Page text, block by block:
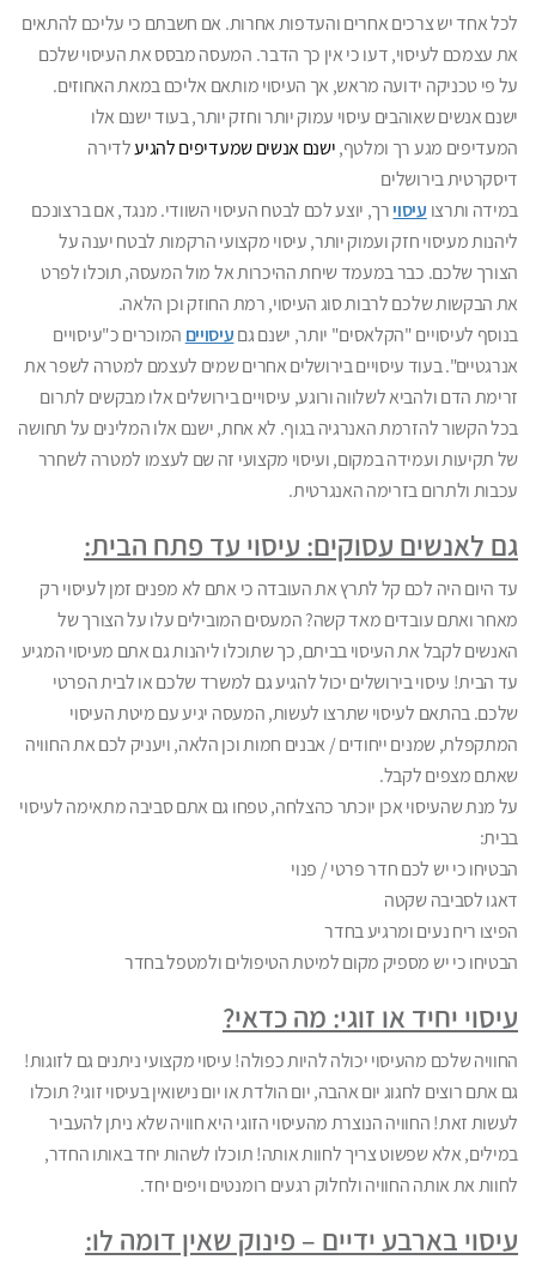
לכל אחד יש צרכים אחרים והעדפות אחרות. אם חשבתם כי עליכם להתאים
את עצמכם לעיסוי, דעו כי אין כך הדבר. המעסה מבסס את העיסוי שלכם
על פי טכניקה ידועה מראש, אך העיסוי מותאם אליכם במאת האחוזים.
ישנם אנשים שאוהבים עיסוי עמוק יותר וחזק יותר, בעוד ישנם אלו
המעדיפים מגע רך ומלטף, ישנם אנשים שמעדיפים להגיעלדירה
דיסקרטית בירושלים
במידה ותרצו עיסוי רך, יוצע לכם לבטח העיסוי השוודי. מנגד, אם ברצונכם
ליהנות מעיסוי חזק ועמוק יותר, עיסוי מקצועי הרקמות לבטח יענה על
הצורך שלכם. כבר במעמד שיחת ההיכרות אל מול המעסה, תוכלו לפרט
את הבקשות שלכם לרבות סוג העיסוי, רמת החוזק וכן הלאה.
בנוסף לעיסויים "הקלאסים" יותר, ישנם גם עיסויים המוכרים כ"עיסויים
אנרגטיים". בעוד עיסויים בירושלים אחרים שמים לעצמם למטרה לשפר את
זרימת הדם ולהביא לשלווה ורוגע, עיסויים בירושלים אלו מבקשים לתרום
בכל הקשור להזרמת האנרגיה בגוף. לא אחת, ישנם אלו המלינים על תחושה
של תקיעות ועמידה במקום, ועיסוי מקצועי זה שם לעצמו למטרה לשחרר
עכבות ולתרום בזרימה האנגרטית.
גם לאנשים עסוקים: עיסוי עד פתח הבית:
עד היום היה לכם קל לתרץ את העובדה כי אתם לא מפנים זמן לעיסוי רק
מאחר ואתם עובדים מאד קשה? המעסים המובילים עלו על הצורך של
האנשים לקבל את העיסוי בביתם, כך שתוכלו ליהנות גם אתם מעיסוי המגיע
עד הבית! עיסוי בירושלים יכול להגיע גם למשרד שלכם או לבית הפרטי
שלכם. בהתאם לעיסוי שתרצו לעשות, המעסה יגיע עם מיטת העיסוי
המתקפלת, שמנים ייחודים / אבנים חמות וכן הלאה, ויעניק לכם את החוויה
שאתם מצפים לקבל.
על מנת שהעיסוי אכן יוכתר כהצלחה, טפחו גם אתם סביבה מתאימה לעיסוי
בבית:
הבטיחו כי יש לכם חדר פרטי / פנוי
דאגו לסביבה שקטה
הפיצו ריח נעים ומרגיע בחדר
הבטיחו כי יש מספיק מקום למיטת הטיפולים ולמטפל בחדר
עיסוי יחיד או זוגי: מה כדאי?
החוויה שלכם מהעיסוי יכולה להיות כפולה! עיסוי מקצועי ניתנים גם לזוגות!
גם אתם רוצים לחגוג יום אהבה, יום הולדת או יום נישואין בעיסוי זוגי? תוכלו
לעשות זאת! החוויה הנוצרת מהעיסוי הזוגי היא חוויה שלא ניתן להעביר
במילים, אלא שפשוט צריך לחוות אותה! תוכלו לשהות יחד באותו החדר,
לחוות את אותה החוויה ולחלוק רגעים רומנטים ויפים יחד.
עיסוי בארבע ידיים – פינוק שאין דומה לו: